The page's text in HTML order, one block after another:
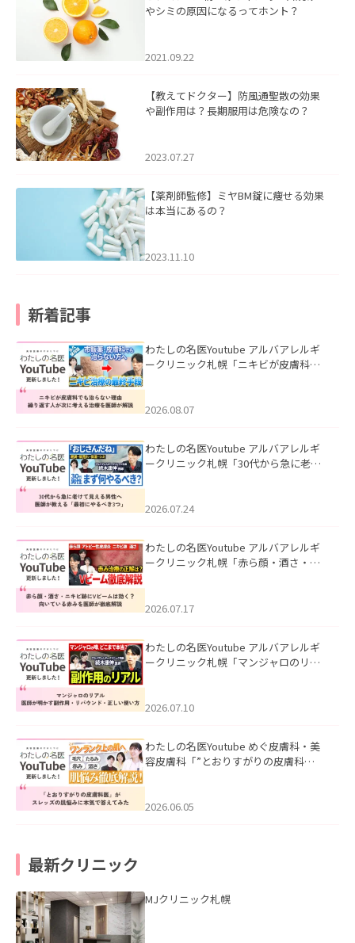
やシミの原因になるってホント？
2021.09.22
【教えてドクター】防風通聖散の効果
や副作用は？長期服用は危険なの？
2023.07.27
【薬剤師監修】ミヤBM錠に痩せる効果
は本当にあるの？
2023.11.10
新着記事
わたしの名医Youtube アルバアレルギ
ークリニック札幌「ニキビが皮膚科で
ました。
2026.08.07
わたしの名医Youtube アルバアレルギ
ークリニック札幌「30代から急に老け
た。
2026.07.24
わたしの名医Youtube アルバアレルギ
ークリニック札幌「赤ら顔・酒さ・ニ
した。
2026.07.17
わたしの名医Youtube アルバアレルギ
ークリニック札幌「マンジャロのリア
た。
2026.07.10
わたしの名医Youtube めぐ皮膚科・美
容皮膚科「”とおりすがりの皮膚科
2026.06.05
最新クリニック
MJクリニック札幌